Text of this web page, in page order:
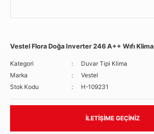
Vestel Flora Doğa Inverter 246 A++ Wıfı Klima
Kategori
Duvar Tipi Klima
Marka
Vestel
Stok Kodu
H-109231
İLETIŞIME GEÇINIZ